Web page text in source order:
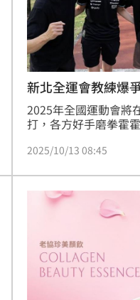
新北全運會教練爆
2025年全國運動會將
打，各方好手磨拳霍
位女性隊員中，包含
前跆訓）」，8位男
拳道舘（簡稱：中和
練竟都不是來自2間
與教練默契不足、影
讓選手在場上好
2025/10/13 08:45